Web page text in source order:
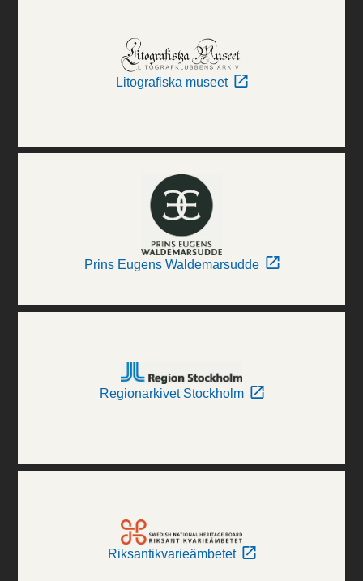
Litografiska museet
Prins Eugens Waldemarsudde
Regionarkivet Stockholm
Riksantikvarieämbetet